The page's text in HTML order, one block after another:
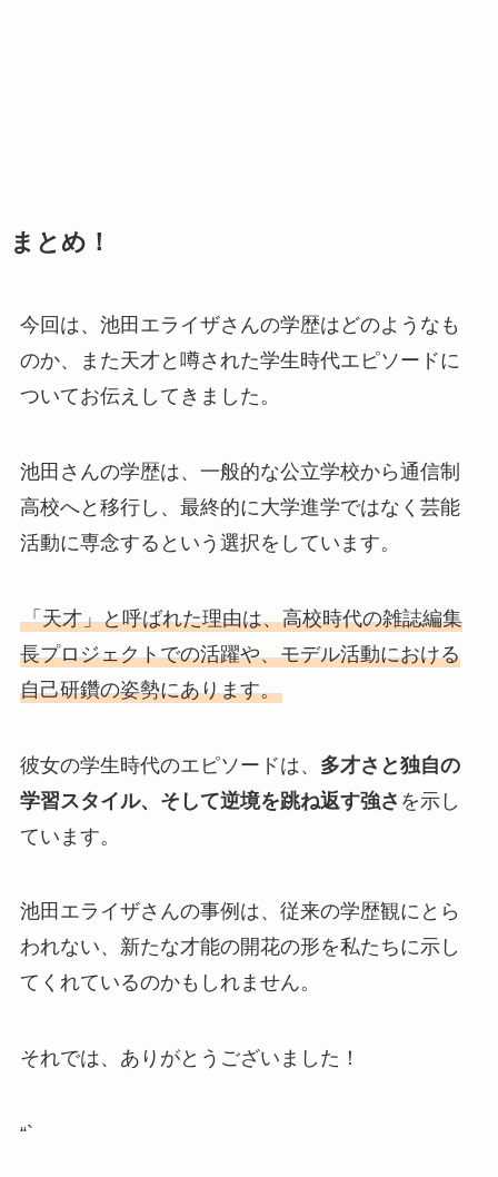
まとめ！
今回は、池田エライザさんの学歴はどのようなも
のか、また天才と噂された学生時代エピソードに
ついてお伝えしてきました。
池田さんの学歴は、一般的な公立学校から通信制
高校へと移行し、最終的に大学進学ではなく芸能
活動に専念するという選択をしています。
「天才」と呼ばれた理由は、高校時代の雑誌編集
長プロジェクトでの活躍や、モデル活動における
自己研鑽の姿勢にあります。
彼女の学生時代のエピソードは、 多才さと独自の
学習スタイル、そして逆境を跳ね返す強さ を示し
ています。
池田エライザさんの事例は、従来の学歴観にとら
われない、新たな才能の開花の形を私たちに示し
てくれているのかもしれません。
それでは、ありがとうございました！
“`